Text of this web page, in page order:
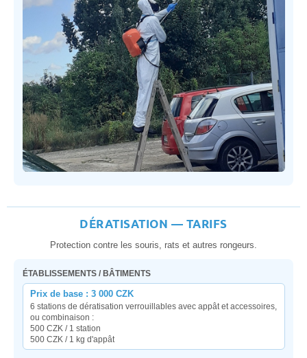
DÉRATISATION — TARIFS
Protection contre les souris, rats et autres rongeurs.
ÉTABLISSEMENTS / BÂTIMENTS
Prix de base : 3 000 CZK
6 stations de dératisation verrouillables avec appât et accessoires,
ou combinaison :
500 CZK / 1 station
500 CZK / 1 kg d'appât